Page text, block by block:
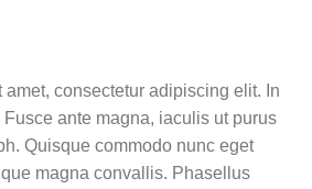
amet, consectetur adipiscing elit. In
ante magna, iaculis ut purus
Quisque commodo nunc eget
magna convallis. Phasellus